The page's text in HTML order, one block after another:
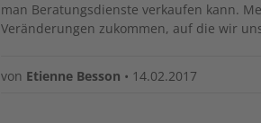
man Beratungsdienste verkaufen kann.
Veränderungen zukommen, auf die wir
von Etienne Besson • 14.02.2017